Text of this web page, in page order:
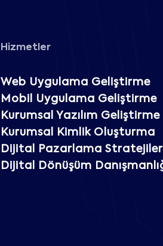
Hizmetler
Web Uygulama Geliştirme
Mobil Uygulama Geliştirme
Kurumsal Yazılım Geliştirme
Kurumsal Kimlik Oluşturma
Dijital Pazarlama
Dijital Dönüşüm